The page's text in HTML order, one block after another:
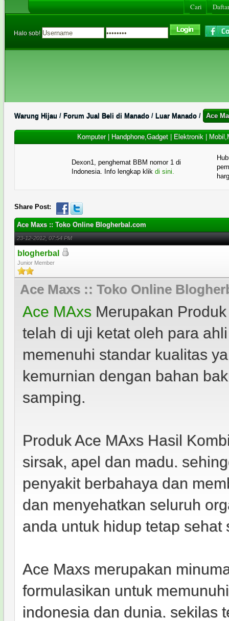
Cari
Halo sob!
Warung Hijau / Forum Jual Beli di Manado / Luar Manado / Ace
Komputer| Handphone,Gadget| Elektronik|
Dexon1, penghemat BBM nomor 1 di
Indonesia. Info lengkap klik di sini.
Share Post:
Ace Maxs :: Toko Online Blogherbal.com
23-12-2012, 07:54 PM
blogherbal
Junior Member
Ace Maxs :: Toko Online
Ace MAxs Merupakan
telah di uji ketat oleh para
memenuhi standar kualitas
kemurnian dengan bahan
samping.
Produk Ace MAxs Hasil
sirsak, apel dan madu.
penyakit berbahaya dan
dan menyehatkan seluruh
anda untuk hidup tetap sehat
Ace Maxs merupakan
formulasikan untuk
indonesia dan dunia. sekilas